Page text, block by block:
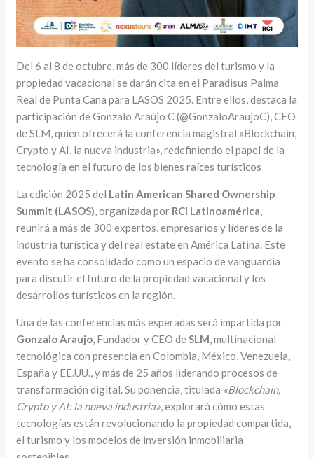
Del 6 al 8 de octubre, más de 300 líderes del turismo y la
propiedad vacacional se darán cita en el Paradisus Palma
Real de Punta Cana para LASOS 2025. Entre ellos, destaca la
participación de Gonzalo Araújo C (@GonzaloAraujoC), CEO
de SLM, quien ofrecerá la conferencia magistral «Blockchain,
Crypto y AI, la nueva industria», redefiniendo el papel de la
tecnología en el futuro de los bienes raíces turísticos
La edición 2025 del Latin American Shared Ownership
Summit (LASOS), organizada por RCI Latinoamérica,
reunirá a más de 300 expertos, empresarios y líderes de la
industria turística y del real estate en América Latina. Este
evento se ha consolidado como un espacio de vanguardia
para discutir el futuro de la propiedad vacacional y los
desarrollos turísticos en la región.
Una de las conferencias más esperadas será impartida por
Gonzalo Araujo, Fundador y CEO deSLM, multinacional
tecnológica con presencia en Colombia, México, Venezuela,
España y EE.UU., y más de 25 años liderando procesos de
transformación digital. Su ponencia, titulada «Blockchain,
Crypto y AI: la nueva industria», explorará cómo estas
tecnologías están revolucionando la propiedad compartida,
el turismo y los modelos de inversión inmobiliaria